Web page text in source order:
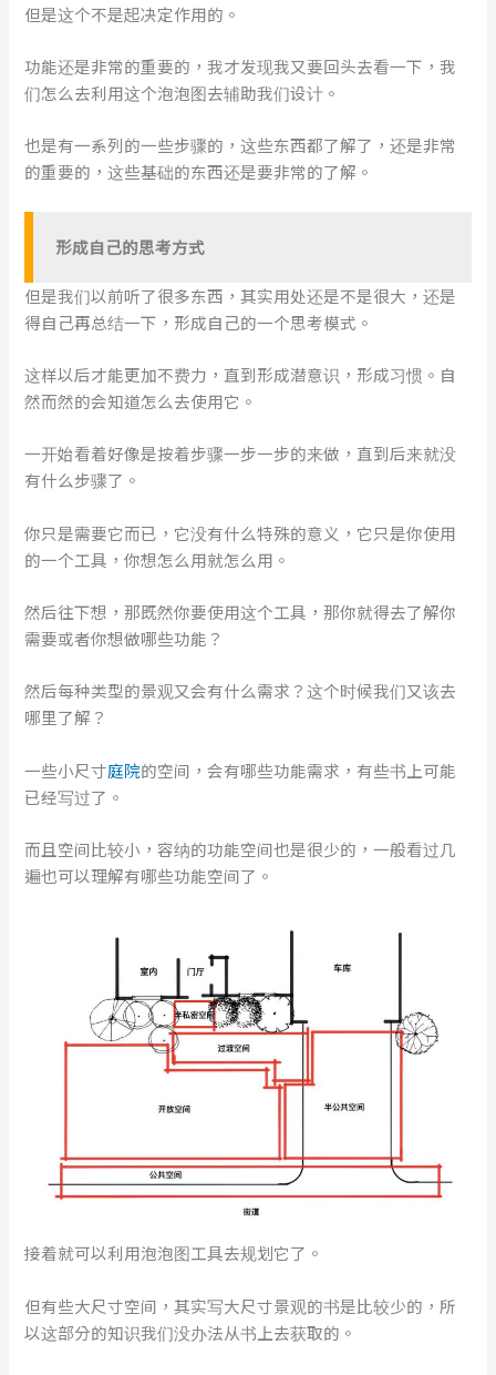
但是这个不是起决定作用的。
功能还是非常的重要的，我才发现我又要回头去看一下，我
们怎么去利用这个泡泡图去辅助我们设计。
也是有一系列的一些步骤的，这些东西都了解了，还是非常
的重要的，这些基础的东西还是要非常的了解。
形成自己的思考方式
但是我们以前听了很多东西，其实用处还是不是很大，还是
得自己再总结一下，形成自己的一个思考模式。
这样以后才能更加不费力，直到形成潜意识，形成习惯。自
然而然的会知道怎么去使用它。
一开始看着好像是按着步骤一步一步的来做，直到后来就没
有什么步骤了。
你只是需要它而已，它没有什么特殊的意义，它只是你使用
的一个工具，你想怎么用就怎么用。
然后往下想，那既然你要使用这个工具，那你就得去了解你
需要或者你想做哪些功能？
然后每种类型的景观又会有什么需求？这个时候我们又该去
哪里了解？
一些小尺寸庭院的空间，会有哪些功能需求，有些书上可能
已经写过了。
而且空间比较小，容纳的功能空间也是很少的，一般看过几
遍也可以理解有哪些功能空间了。
接着就可以利用泡泡图工具去规划它了。
但有些大尺寸空间，其实写大尺寸景观的书是比较少的，所
以这部分的知识我们没办法从书上去获取的。